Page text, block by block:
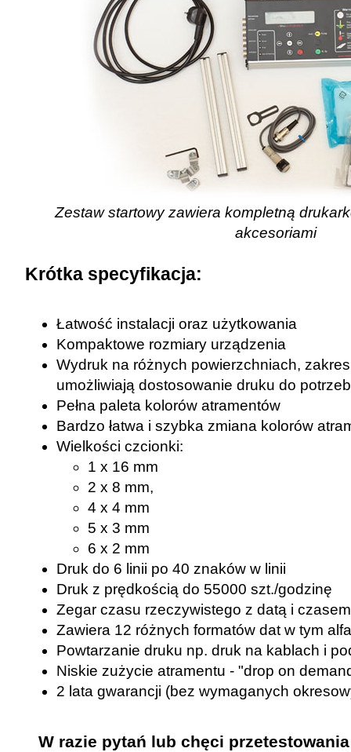
Zestaw startowy zawiera kompletną
akcesoriami
Krótka specyfikacja:
Łatwość instalacji oraz użytkowania
Kompaktowe rozmiary urządzenia
Wydruk na różnych powierzchniach,
umożliwiają dostosowanie druku do
Pełna paleta kolorów atramentów
Bardzo łatwa i szybka zmiana kolorów
Wielkości czcionki:
1 x 16 mm
2 x 8 mm,
4 x 4 mm
5 x 3 mm
6 x 2 mm
Druk do 6 linii po 40 znaków w linii
Druk z prędkością do 55000 szt./godzinę
Zegar czasu rzeczywistego z datą i czasem
Zawiera 12 różnych formatów dat w tym
Powtarzanie druku np. druk na kablach i
Niskie zużycie atramentu - "drop on
2 lata gwarancji (bez wymaganych
W razie pytań lub chęci